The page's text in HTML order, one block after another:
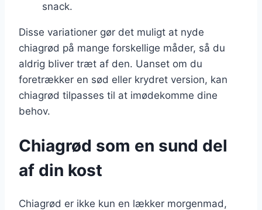
snack.
Disse variationer gør det muligt at nyde
chiagrød på mange forskellige måder, så du
aldrig bliver træt af den. Uanset om du
foretrækker en sød eller krydret version, kan
chiagrød tilpasses til at imødekomme dine
behov.
Chiagrød som en sund del
af din kost
Chiagrød er ikke kun en lækker morgenmad,